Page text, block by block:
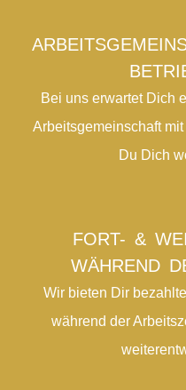
Bei uns erwartet Dich
Arbeitsgemeinschaft
Du Dich
FORT- &
WÄHREND
Wir bieten Dir
während der